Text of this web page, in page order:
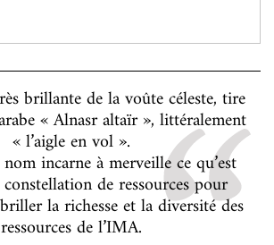
brillante de la voûte céleste, tire
« Alnasr altaïr », littéralement
« l’aigle en vol ».
incarne à merveille ce qu’est
de ressources pour
la richesse et la diversité des
ressources de l’IMA.